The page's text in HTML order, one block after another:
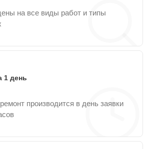
на все виды работ и типы
1 день
производится в день заявки